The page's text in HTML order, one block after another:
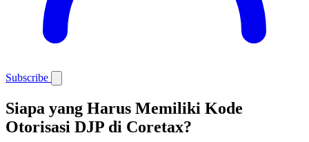
Subscribe
Siapa yang Harus Memiliki Kode
Otorisasi DJP di Coretax?